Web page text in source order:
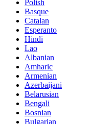
Polish
Basque
Catalan
Esperanto
Hindi
Lao
Albanian
Amharic
Armenian
Azerbaijani
Belarusian
Bengali
Bosnian
Bulgarian